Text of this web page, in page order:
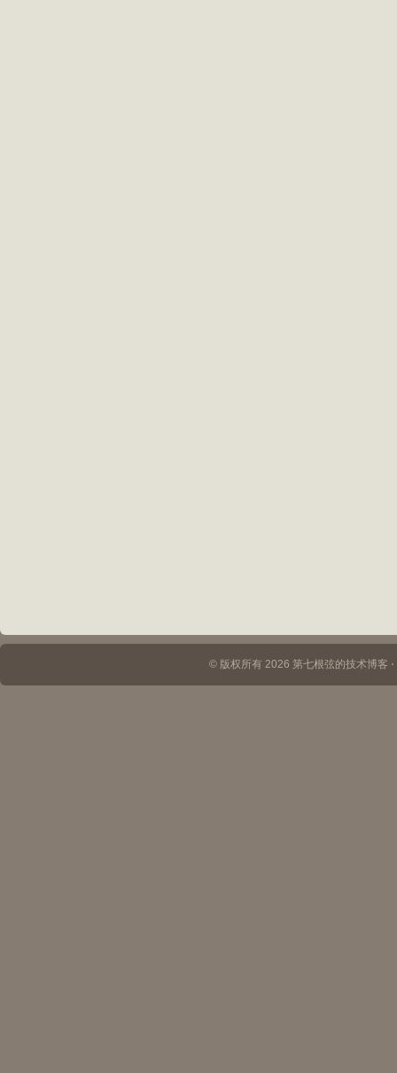
© 版权所有 2026 第七根弦的技术博客